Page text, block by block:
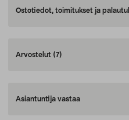
Ostotiedot, toimitukset ja
Arvostelut (7)
Asiantuntija vastaa